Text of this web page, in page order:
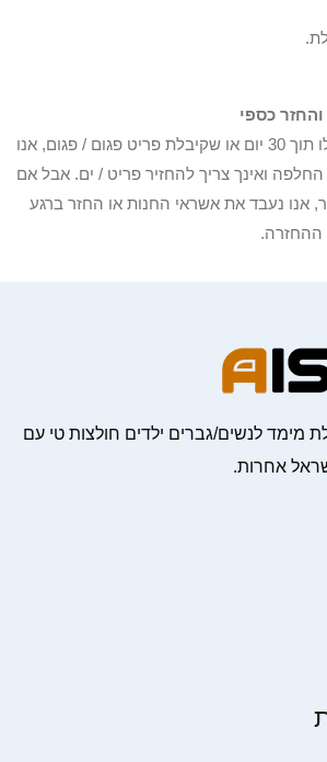
הפריטים שלך לא קיבלו תוך 30 יום או שקיבלת פריט פגום / פגום, אנו
ואינך צריך להחזיר פריט / ים. אבל אם
אנו נעבד את אשראי החנות או החזר ברגע
ההחזרה.
מימד לנשים/גברים ילדים חולצות טי עם
אחרות.